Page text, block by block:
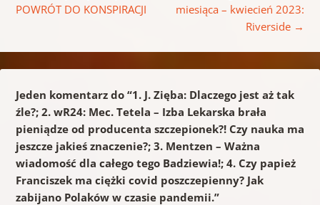
POWRÓT DO KONSPIRACJI
miesiąca – kwiecień 2023:
Riverside →
Jeden komentarz do “1. J. Zięba: Dlaczego jest aż tak
źle?; 2. wR24: Mec. Tetela – Izba Lekarska brała
pieniądze od producenta szczepionek?! Czy nauka ma
jeszcze jakieś znaczenie?; 3. Mentzen – Ważna
wiadomość dla całego tego Badziewia!; 4. Czy papież
Franciszek ma ciężki covid poszczepienny? Jak
zabijano Polaków w czasie pandemii.”